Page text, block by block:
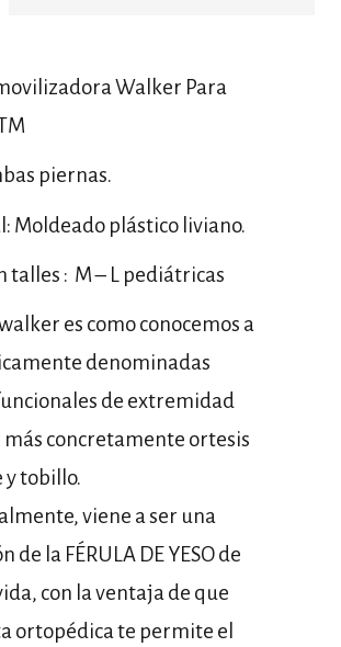
Walker Para
piernas.
Moldeado plástico liviano.
talles : M – L pediátricas
es como conocemos a
denominadas
de extremidad
concretamente ortesis
y tobillo.
viene a ser una
de la FÉRULA DE YESO de
con la ventaja de que
ortopédica te permite el